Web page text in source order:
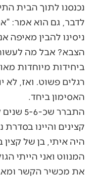
נכנסנו לתוך הבית
לדבר, גם הוא אמר:
ניסינו להבין מאיפה
הצבא? אבל מה
ביחידות מיוחדות
רגלים פשוט. ואז, לא
האסימון ביחד.
התברר
קצינים והיינו בסדרת
היה איתי, בן של
המנווט ואני הייתי
את מכשיר הקשר